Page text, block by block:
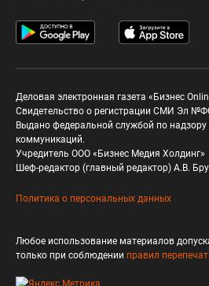
Деловая электронная газета «Бизнес
Свидетельство о регистрации СМИ Эл
Выдано федеральной службой по
коммуникаций.
Учредитель ООО «Бизнес Медия Холдинг»
Шеф-редактор (главный редактор) А.В.
Политика о персональных данных
Любое использование материалов
только при соблюдении правил